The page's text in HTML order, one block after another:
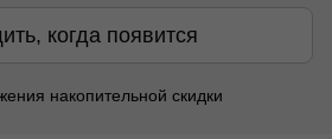
когда появится
накопительной скидки